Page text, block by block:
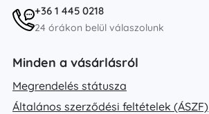
+36 1 445 0218
24 órákon belül válaszolunk
Minden a vásárlásról
Megrendelés státusza
Általános szerződési feltételek (ÁSZF)